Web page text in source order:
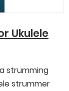
Ukulele
strumming
strummer